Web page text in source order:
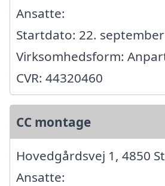
Ansatte:
Startdato: 22.
Virksomhedsform:
CVR: 44320460
CC montage
Hovedgårdsvej 1, 4850
Ansatte: